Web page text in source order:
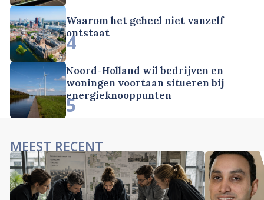
Waarom het geheel niet vanzelf
ontstaat
4
Noord-Holland wil bedrijven en
woningen voortaan situeren bij
energieknooppunten
5
MEEST RECENT